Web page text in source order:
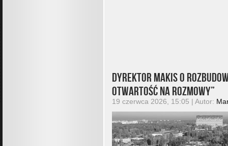
Dyrektor MAKiS o
otwartość na rozmowy”
19 czerwca 2026, 15:05 | Autor: